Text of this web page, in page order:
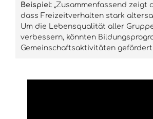
Beispiel: „Zusammenfassend zeigt
dass Freizeitverhalten stark
Um die Lebensqualität aller
verbessern, könnten
Gemeinschaftsaktivitäten gefördert